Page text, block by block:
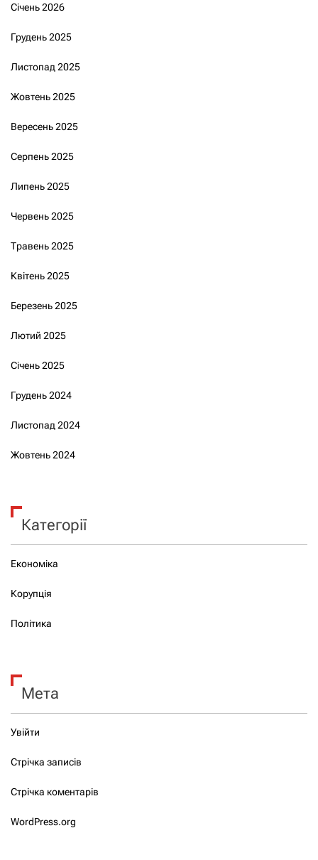
Січень 2026
Грудень 2025
Листопад 2025
Жовтень 2025
Вересень 2025
Серпень 2025
Липень 2025
Червень 2025
Травень 2025
Квітень 2025
Березень 2025
Лютий 2025
Січень 2025
Грудень 2024
Листопад 2024
Жовтень 2024
Категорії
Економіка
Корупція
Політика
Мета
Увійти
Стрічка записів
Стрічка коментарів
WordPress.org